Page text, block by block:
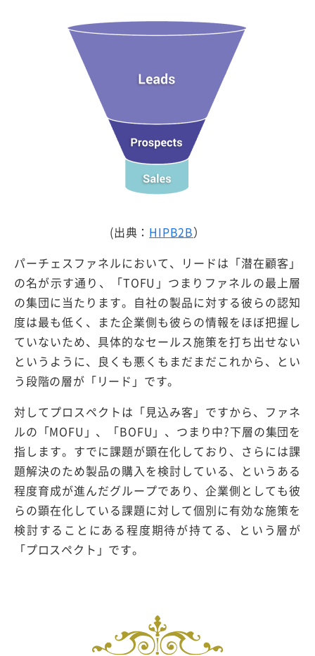
(出典： HIPB2B）
パーチェスファネルにおいて、リードは「潜在顧客」
の名が示す通り、「TOFU」つまりファネルの最上層
の集団に当たります。自社の製品に対する彼らの認知
度は最も低く、また企業側も彼らの情報をほぼ把握し
ていないため、具体的なセールス施策を打ち出せない
というように、良くも悪くもまだまだこれから、とい
う段階の層が「リード」です。
対してプロスペクトは「見込み客」ですから、ファネ
ルの「MOFU」、「BOFU」、つまり中?下層の集団を
指します。すでに課題が顕在化しており、さらには課
題解決のため製品の購入を検討している、というある
程度育成が進んだグループであり、企業側としても彼
らの顕在化している課題に対して個別に有効な施策を
検討することにある程度期待が持てる、という層が
「プロスペクト」です。